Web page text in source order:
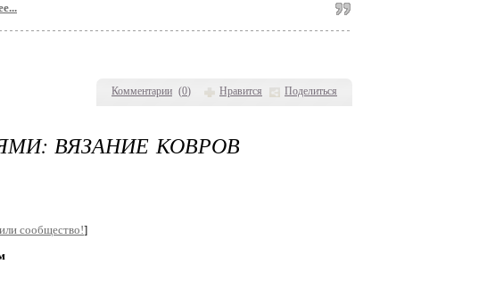
Комментарии (0) Нравится Поделиться
ВЯЗАНИЕ КОВРОВ
сообщество!]